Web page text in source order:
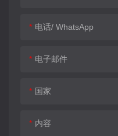
电话/ WhatsApp
电子邮件
国家
内容